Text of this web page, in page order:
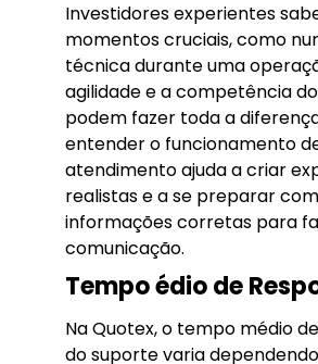
Investidores experientes
momentos cruciais, como
técnica durante uma
agilidade e a competência
podem fazer toda a
entender o funcionamento
atendimento ajuda a criar
realistas e a se preparar
informações corretas para
comunicação.
Tempo édio de
Na Quotex, o tempo médio
do suporte varia